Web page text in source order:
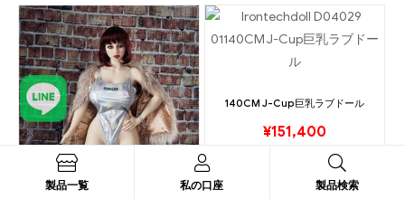
140CM J-Cup巨乳ラブドール
¥151,400
製品一覧 私の口座 製品検索